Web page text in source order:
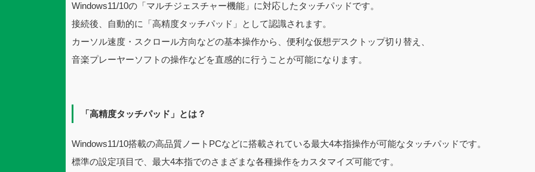
Windows11/10の「マルチジェスチャー機能」に対応したタッチパッドです。
接続後、自動的に「高精度タッチパッド」として認識されます。
カーソル速度・スクロール方向などの基本操作から、便利な仮想デスクトップ切り替え、
音楽プレーヤーソフトの操作などを直感的に行うことが可能になります。
「高精度タッチパッド」とは？
Windows11/10搭載の高品質ノートPCなどに搭載されている最大4本指操作が可能なタッチパッドです。
標準の設定項目で、最大4本指でのさまざまな各種操作をカスタマイズ可能です。